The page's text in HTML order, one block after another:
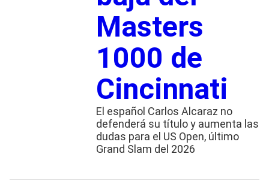
Masters
1000 de
Cincinnati
El español Carlos Alcaraz no
defenderá su título y aumenta las
dudas para el US Open, último
Grand Slam del 2026